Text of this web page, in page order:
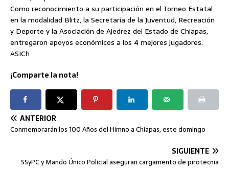
Como reconocimiento a su participación en el Torneo Estatal
en la modalidad Blitz, la Secretaría de la Juventud, Recreación
y Deporte y la Asociación de Ajedrez del Estado de Chiapas,
entregaron apoyos económicos a los 4 mejores jugadores.
ASICh
¡Comparte la nota!
ANTERIOR
Conmemorarán los 100 Años del Himno a Chiapas, este domingo
SIGUIENTE
SSyPC y Mando Único Policial aseguran cargamento de pirotecnia